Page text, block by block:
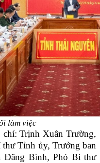
làm việc
Trịnh Xuân Trường,
Tỉnh ủy, Trưởng ban
Đăng Bình, Phó Bí thư